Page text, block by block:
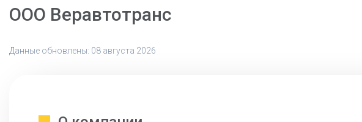
ООО Веравтотранс
Данные обновлены: 08 августа 2026